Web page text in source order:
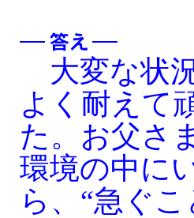
大変な状
よく耐えて
た。お父さ
環境の中に
ら、“急ぐ